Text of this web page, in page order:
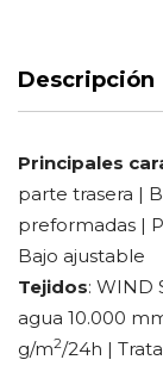
Descripción
Principales
parte trasera |
preformadas |
Bajo ajustable
Tejidos: WIND
agua 10.000
g/m2/24h |